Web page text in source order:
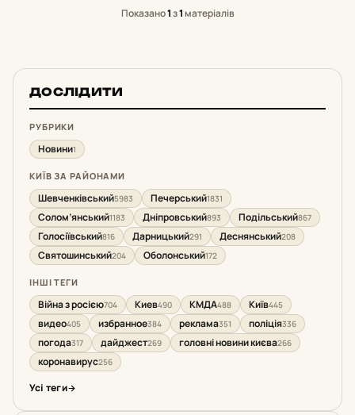
Показано1з1матеріалів
ДОСЛІДИТИ
РУБРИКИ
Новини1
КИЇВ ЗА РАЙОНАМИ
Шевченківський5983 Печерський1831
Солом’янський1183 Дніпровський893 Подільський867
Голосіївський816 Дарницький291 Деснянський208
Святошинський204 Оболонський172
ІНШІ ТЕГИ
Війна з росією704 Киев490 КМДА488 Київ445
видео405 избранное384 реклама351 поліція336
погода317 дайджест269 головні новини києва266
коронавирус256
Усі теги